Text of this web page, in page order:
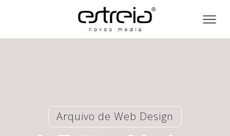
Arquivo de Web Design